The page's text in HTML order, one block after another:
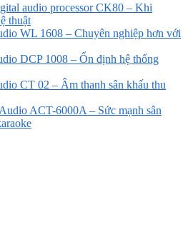
audio processor CK80 – Khi
thuật
WL 1608 – Chuyên nghiệp hơn với
DCP 1008 – Ổn định hệ thống
CT 02 – Âm thanh sân khấu thu
ACT-6000A – Sức mạnh sân